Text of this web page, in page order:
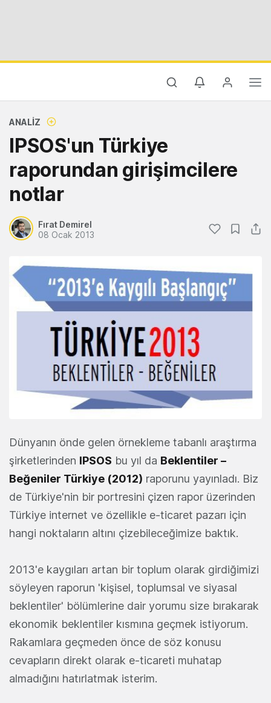
ANALIZ
IPSOS'un Türkiye
raporundan girişimcilere
notlar
Fırat Demirel
08 Ocak 2013
Dünyanın önde gelen örnekleme tabanlı araştırma
şirketlerinden IPSOS bu yıl da Beklentiler –
Beğeniler Türkiye (2012) raporunu yayınladı. Biz
de Türkiye'nin bir portresini çizen rapor üzerinden
Türkiye internet ve özellikle e-ticaret pazarı için
hangi noktaların altını çizebileceğimize baktık.
2013'e kaygıları artan bir toplum olarak girdiğimizi
söyleyen raporun 'kişisel, toplumsal ve siyasal
beklentiler' bölümlerine dair yorumu size bırakarak
ekonomik beklentiler kısmına geçmek istiyorum.
Rakamlara geçmeden önce de söz konusu
cevapların direkt olarak e-ticareti muhatap
almadığını hatırlatmak isterim.